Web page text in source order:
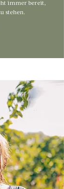
immer bereit,
stehen.